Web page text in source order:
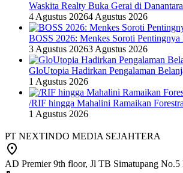
Waskita Realty Buka Gerai di
4 Agustus 20264 Agustus 2026
BOSS 2026: Menkes Soroti
3 Agustus 20263 Agustus 2026
GloUtopia Hadirkan Pengalaman
1 Agustus 2026
/RIF hingga Mahalini Ramaikan
1 Agustus 2026
PT NEXTINDO MEDIA SEJAHTERA
AD Premier 9th floor, Jl TB Simatupang No.5